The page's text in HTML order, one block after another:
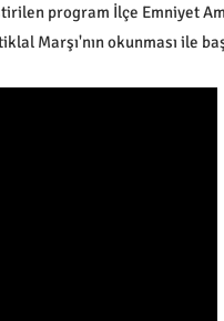
program İlçe Emniyet
Marşı'nın okunması ile